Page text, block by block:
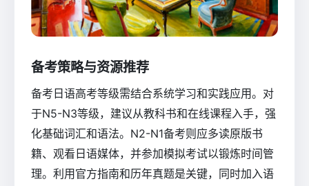
备考策略与资源推荐
备考日语高考等级需结合系统学习和实践应用。对
于N5-N3等级，建议从教科书和在线课程入手，强
化基础词汇和语法。N2-N1备考则应多读原版书
籍、观看日语媒体，并参加模拟考试以锻炼时间管
理。利用官方指南和历年真题是关键，同时加入语